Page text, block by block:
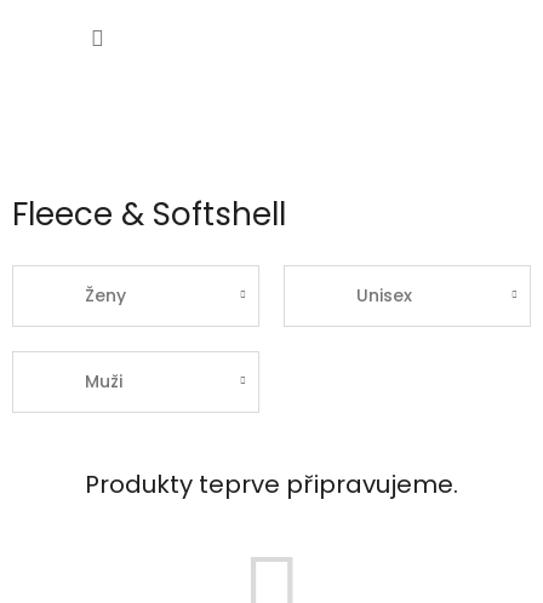
Fleece & Softshell
Ženy Unisex
Muži
Produkty teprve připravujeme.